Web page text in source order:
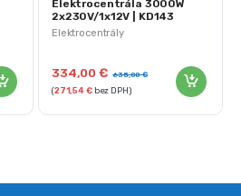
Elektrocentrály
Elektrocentrála 3000W
2x230V/1x12V | KD143
334,00€ 635,00€
(271,54€bez DPH)